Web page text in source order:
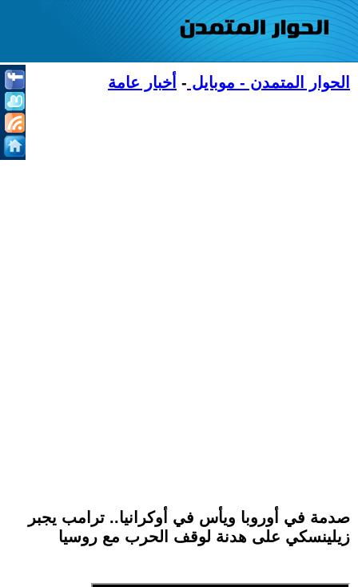
الحوار المتمدن - موبايل - أخبار عامة
صدمة في أوروبا ويأس في أوكرانيا.. ترامب يجبر
زيلينسكي على هدنة لوقف الحرب مع روسيا